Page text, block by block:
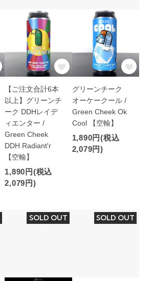
【ご注文合計6本
以上】グリーンチ
ーク DDHレイデ
ィエンター /
Green Cheek
DDH Radiant'r
【空輸】
1,890円(税込
2,079円)
グリーンチーク
オーケークール /
Green Cheek Ok
Cool 【空輸】
1,890円(税込
2,079円)
SOLD OUT SOLD OUT